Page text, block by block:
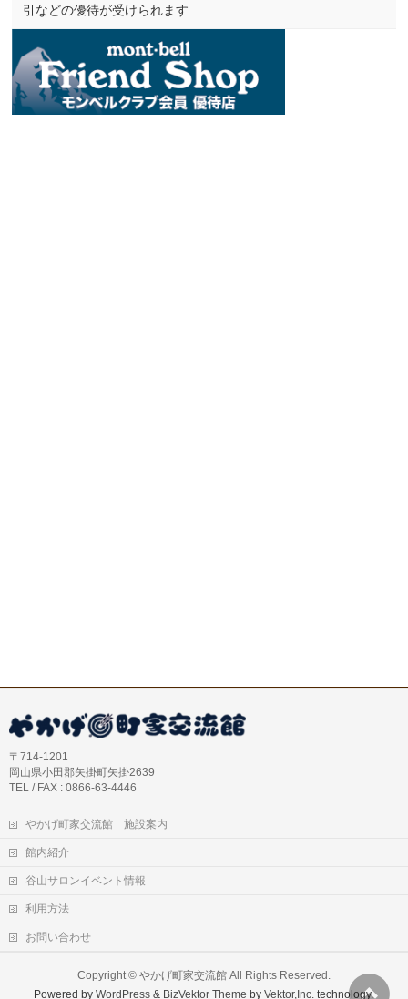
引などの優待が受けられます
〒714-1201
岡山県小田郡矢掛町矢掛2639
TEL / FAX : 0866-63-4446
やかげ町家交流館 施設案内
館内紹介
谷山サロンイベント情報
利用方法
お問い合わせ
Copyright © やかげ町家交流館All Rights Reserved.
Powered byWordPress & BizVektor Theme byVektor,Inc. technology.